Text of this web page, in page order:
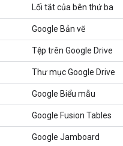
Lối tắt của bên thứ ba
Google Bản vẽ
Tệp trên Google Drive
Thư mục Google Drive
Google Biểu mẫu
Google Fusion Tables
Google Jamboard